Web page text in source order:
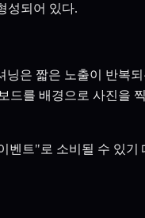
성되어 있다.
닝은 짧은 노출이 반복
드를 배경으로 사진을
벤트"로 소비될 수 있기